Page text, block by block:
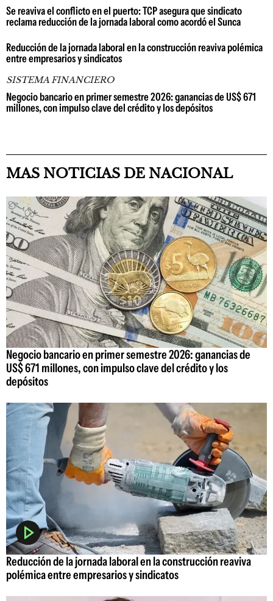
Se reaviva el conflicto en el puerto: TCP asegura que sindicato
reclama reducción de la jornada laboral como acordó el Sunca
Reducción de la jornada laboral en la construcción reaviva polémica
entre empresarios y sindicatos
SISTEMA FINANCIERO
Negocio bancario en primer semestre 2026: ganancias de US$ 671
millones, con impulso clave del crédito y los depósitos
MAS NOTICIAS DE NACIONAL
Negocio bancario en primer semestre 2026: ganancias de
US$ 671 millones, con impulso clave del crédito y los
depósitos
Reducción de la jornada laboral en la construcción reaviva
polémica entre empresarios y sindicatos